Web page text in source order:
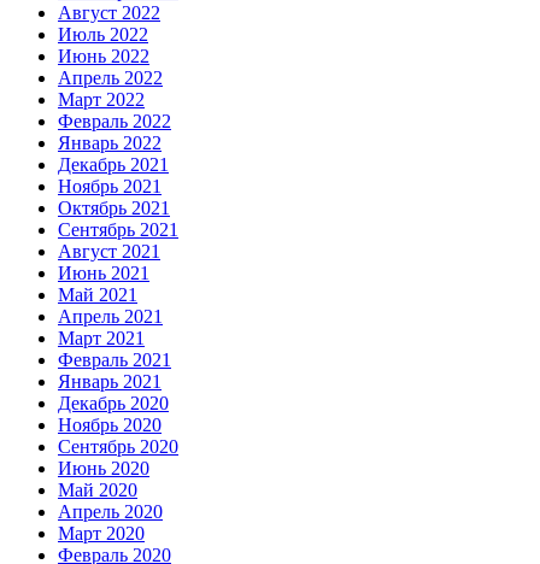
Август 2022
Июль 2022
Июнь 2022
Апрель 2022
Март 2022
Февраль 2022
Январь 2022
Декабрь 2021
Ноябрь 2021
Октябрь 2021
Сентябрь 2021
Август 2021
Июнь 2021
Май 2021
Апрель 2021
Март 2021
Февраль 2021
Январь 2021
Декабрь 2020
Ноябрь 2020
Сентябрь 2020
Июнь 2020
Май 2020
Апрель 2020
Март 2020
Февраль 2020